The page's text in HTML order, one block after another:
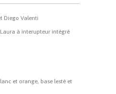
Diego Valenti
à interupteur intégré
et orange, base lesté et